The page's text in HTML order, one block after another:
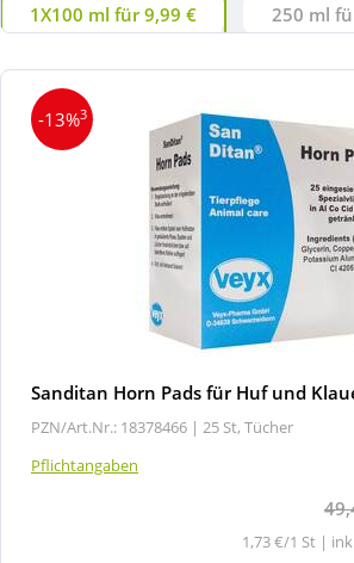
1X100 ml für 9,99 € 250 ml
-13%3
Sanditan Horn Pads für Huf und
PZN/Art.Nr.: 18378466 | 25 St, Tücher
Pflichtangaben
1,73 €/1 St |